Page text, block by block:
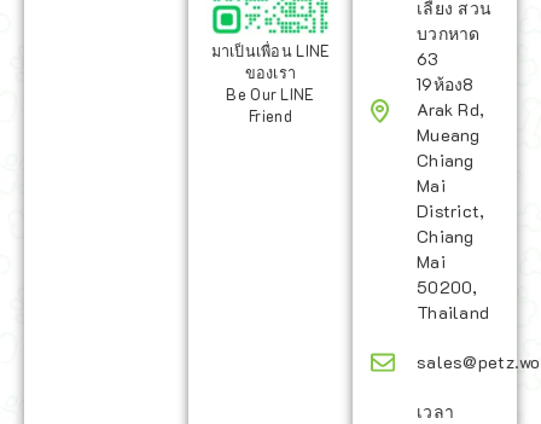
มาเป็นเพื่อน LINE
ของเรา
Be Our LINE
Friend
เลี้ยง สวน
บวกหาด
63
19ห้อง8
Arak Rd,
Mueang
Chiang
Mai
District,
Chiang
Mai
50200,
Thailand
เวลา